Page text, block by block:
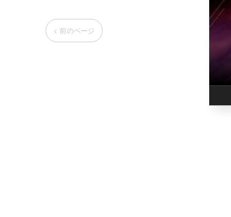
< 前のページ